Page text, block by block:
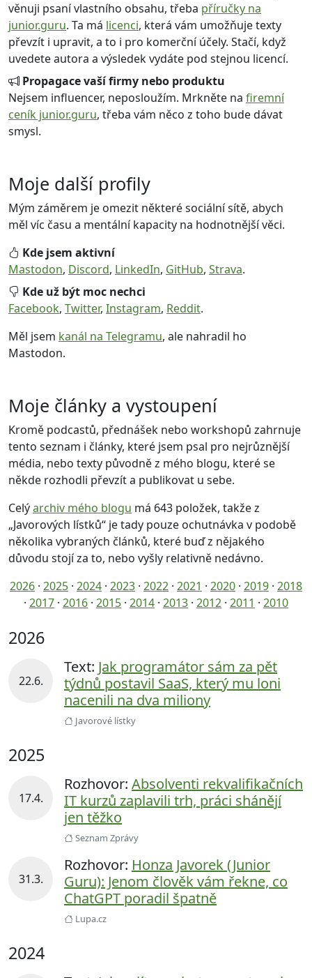
věnuji psaní vlastního obsahu, třeba příručky na
junior.guru. Ta má licenci, která vám umožňuje texty
převzít i upravit, a to i pro komerční účely. Stačí, když
uvedete autora a výsledek vydáte pod stejnou licencí.
Propagace vaší firmy nebo produktu
Nejsem influencer, neposloužím. Mrkněte na firemní
ceník junior.guru, třeba vám něco z toho bude dávat
smysl.
Moje další profily
Mým záměrem je omezit některé sociální sítě, abych
měl víc času a mentální kapacity na hodnotnější věci.
Kde jsem aktivní
Mastodon, Discord, LinkedIn, GitHub, Strava.
Kde už být moc nechci
Facebook, Twitter, Instagram, Reddit.
Měl jsem kanál na Telegramu, ale nahradil ho
Mastodon.
Moje články a vystoupení
Kromě podcastů, přednášek nebo workshopů zahrnuje
tento seznam i články, které jsem psal pro nejrůznější
média, nebo texty původně z mého blogu, které se
někde rozhodli převzít a publikovat u sebe.
Celýarchiv mého blogu má 643 položek, takže z
„Javorových lístků“ je tady pouze ochutnávka v podobě
několika vybraných článků, které buď z nějakého
důvodu stojí za to, nebo vyšly relativně nedávno.
2026 · 2025 · 2024 · 2023 · 2022 · 2021 · 2020 · 2019 · 2018
· 2017 · 2016 · 2015 · 2014 · 2013 · 2012 · 2011 · 2010
2026
22.6.
Text: Jak programátor sám za pět
týdnů postavil SaaS, který mu loni
nacenili na dva miliony
Javorové lístky
2025
17.4.
Rozhovor: Absolventi rekvalifikačních
IT kurzů zaplavili trh, práci shánějí
jen těžko
Seznam Zprávy
31.3.
Rozhovor: Honza Javorek (Junior
Guru): Jenom člověk vám řekne, co
ChatGPT poradil špatně
Lupa.cz
2024